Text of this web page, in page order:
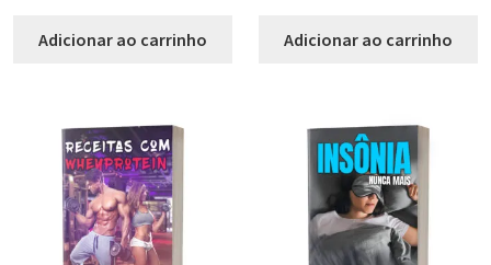
Adicionar ao carrinho Adicionar ao carrinho